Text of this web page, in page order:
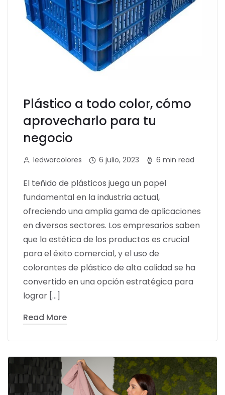
Plástico a todo color, cómo
aprovecharlo para tu
negocio
ledwarcolores 6 julio, 2023 6 min read
El teñido de plásticos juega un papel
fundamental en la industria actual,
ofreciendo una amplia gama de aplicaciones
en diversos sectores. Los empresarios saben
que la estética de los productos es crucial
para el éxito comercial, y el uso de
colorantes de plástico de alta calidad se ha
convertido en una opción estratégica para
lograr […]
Read More